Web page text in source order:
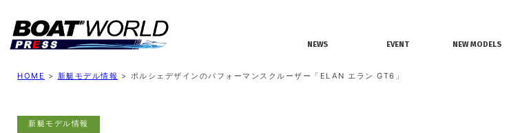
NEWS
業界ニュース
EVENT
イベント情報
NEW MODELS
HOME > 新艇モデル情報 > ポルシェデザインのパフォーマンスクルーザー「ELAN エラン GT6」
新艇モデル情報